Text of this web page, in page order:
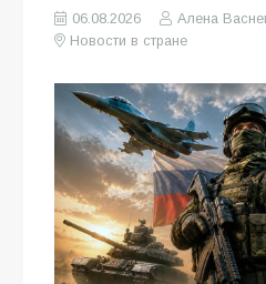
06.08.2026
Алена
Новости в стране